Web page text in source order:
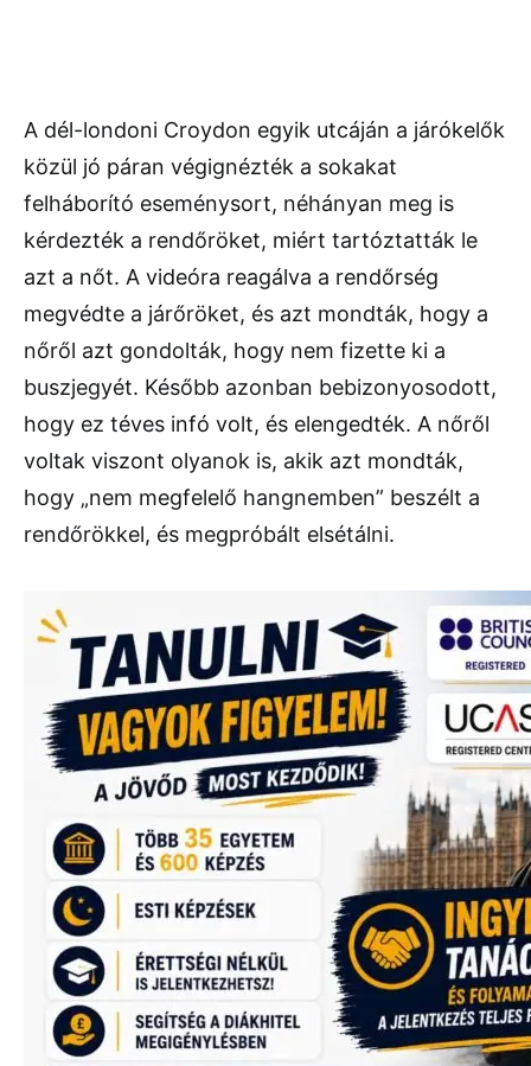
A dél-londoni Croydon egyik utcáján a járókelők
közül jó páran végignézték a sokakat
felháborító eseménysort, néhányan meg is
kérdezték a rendőröket, miért tartóztatták le
azt a nőt. A videóra reagálva a rendőrség
megvédte a járőröket, és azt mondták, hogy a
nőről azt gondolták, hogy nem fizette ki a
buszjegyét. Később azonban bebizonyosodott,
hogy ez téves infó volt, és elengedték. A nőről
voltak viszont olyanok is, akik azt mondták,
hogy „nem megfelelő hangnemben” beszélt a
rendőrökkel, és megpróbált elsétálni.